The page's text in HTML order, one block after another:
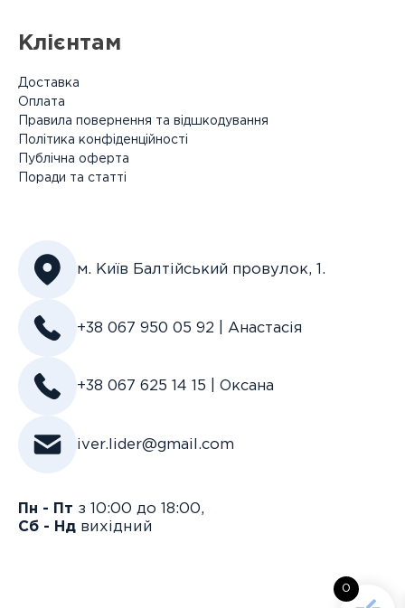
Клієнтам
Доставка
Оплата
Правила повернення та відшкодування
Політика конфіденційності
Публічна оферта
Поради та статті
м. Київ Балтійський провулок, 1.
+38 067 950 05 92 | Анастасія
+38 067 625 14 15 | Оксана
iver.lider@gmail.com
Пн - Пт з 10:00 до 18:00,
Сб - Нд вихідний
0